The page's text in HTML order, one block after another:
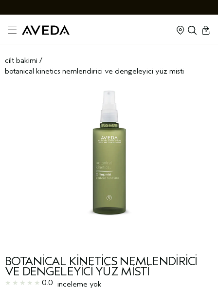
cart
0
cilt bakimi /
botanical kinetics nemlendirici ve dengeleyici yüz misti
BOTANICAL KINETICS NEMLENDIRICI
VE DENGELEYICI YÜZ MISTI
0.0 inceleme yok